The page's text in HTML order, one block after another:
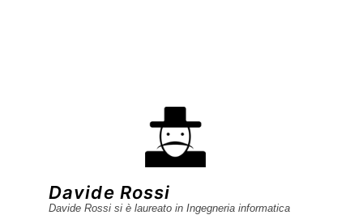
Davide Rossi
Davide Rossi si è laureato in Ingegneria informatica